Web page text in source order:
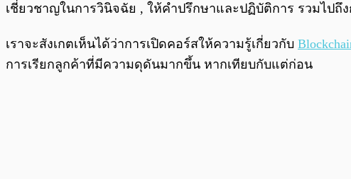
เชี่ยวชาญในการวินิจฉัย , ให้คำปรึกษาและปฏิบัติการ รวมไป
เราจะสังเกตเห็นได้ว่าการเปิดคอร์สให้ความรู้เกี่ยวกับ
การเรียกลูกค้าที่มีความดุดันมากขึ้น หากเทียบกับแต่ก่อน